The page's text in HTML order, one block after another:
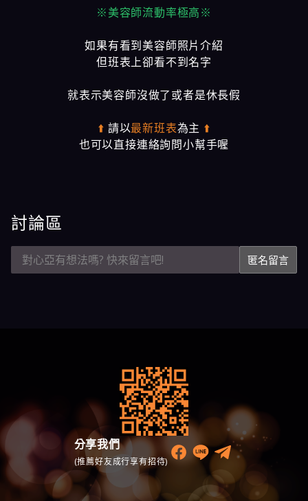
※美容師流動率極高※
如果有看到美容師照片介紹
但班表上卻看不到名字
就表示美容師沒做了或者是休長假
⬆️ 請以最新班表為主 ⬆️
也可以直接連絡詢問小幫手喔
討論區
匿名留言
分享我們
(推薦好友成行享有招待)